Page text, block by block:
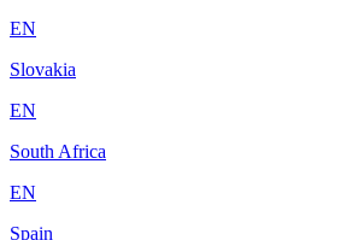
EN
Slovakia
EN
South Africa
EN
Spain